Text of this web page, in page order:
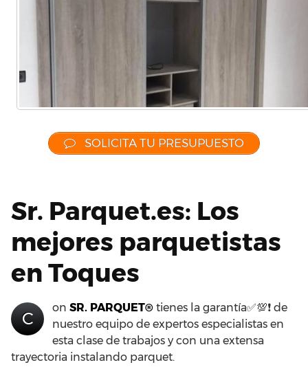
SOLICITA TU PRESUPUESTO
Sr. Parquet.es: Los
mejores parquetistas
en Toques
C
on SR. PARQUET® tienes la garantía✅💯❗ de
nuestro equipo de expertos especialistas en
esta clase de trabajos y con una extensa
trayectoria instalando parquet.